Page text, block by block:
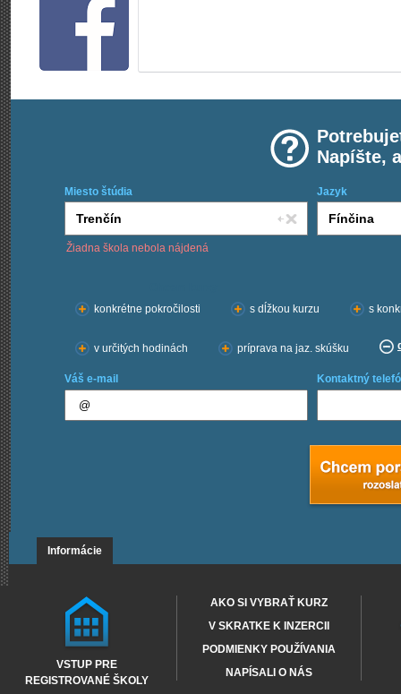
Napíšte,
Miesto štúdia Jazyk
Žiadna škola nebola nájdená
konkrétne pokročilosti
s dĺžkou kurzu s
v určitých hodinách príprava na jaz. skúšku
Váš e-mail Kontaktný
Informácie
VSTUP PRE
REGISTROVANÉ ŠKOLY
AKO SI VYBRAŤ KURZ
V SKRATKE K INZERCII
PODMIENKY POUŽÍVANIA
NAPÍSALI O NÁS